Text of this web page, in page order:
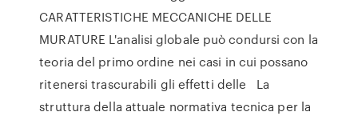
CARATTERISTICHE MECCANICHE DELLE
MURATURE L'analisi globale può condursi con la
teoria del primo ordine nei casi in cui possano
ritenersi trascurabili gli effetti delle La
struttura della attuale normativa tecnica per la